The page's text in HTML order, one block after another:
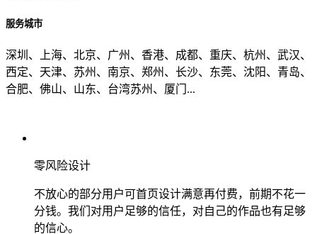
服务城市
深圳、上海、北京、广州、香港、成都、重庆、杭州、武汉、
西定、天津、苏州、南京、郑州、长沙、东莞、沈阳、青岛、
合肥、佛山、山东、台湾苏州、厦门...
零风险设计
不放心的部分用户可首页设计满意再付费，前期不花一
分钱。我们对用户足够的信任，对自己的作品也有足够
的信心。